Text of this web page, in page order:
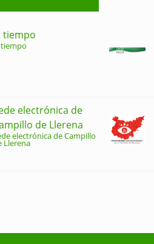
tiempo
tiempo
electrónica de
de Llerena
electrónica de Campillo
Llerena